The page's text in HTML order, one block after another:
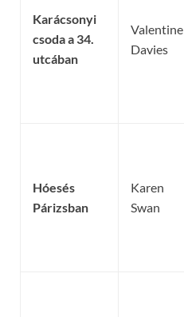
Karácsonyi
csoda a 34.
utcában
Valentine
Davies
Hóesés
Párizsban
Karen
Swan